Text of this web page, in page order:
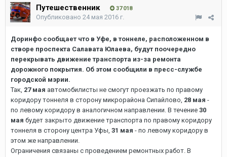
Путешественник 37 018
Опубликовано 24 мая 2016 г.
Доринфо сообщает что в Уфе, в тоннеле, расположенном в
створе проспекта Салавата Юлаева, будут поочередно
перекрывать движение транспорта из-за ремонта
дорожного покрытия. Об этом сообщили в пресс-службе
городской мэрии.
Так, 27 мая автомобилисты не смогут проезжать по правому
коридору тоннеля в сторону микрорайона Сипайлово, 28 мая -
по левому коридору в аналогичном направлении. В течение 30
мая будет закрыто движение транспорта по правому коридору
тоннеля в сторону центра Уфы, 31 мая - по левому коридору в
этом же направлении.
Ограничения связаны с проведением ремонтных работ. В